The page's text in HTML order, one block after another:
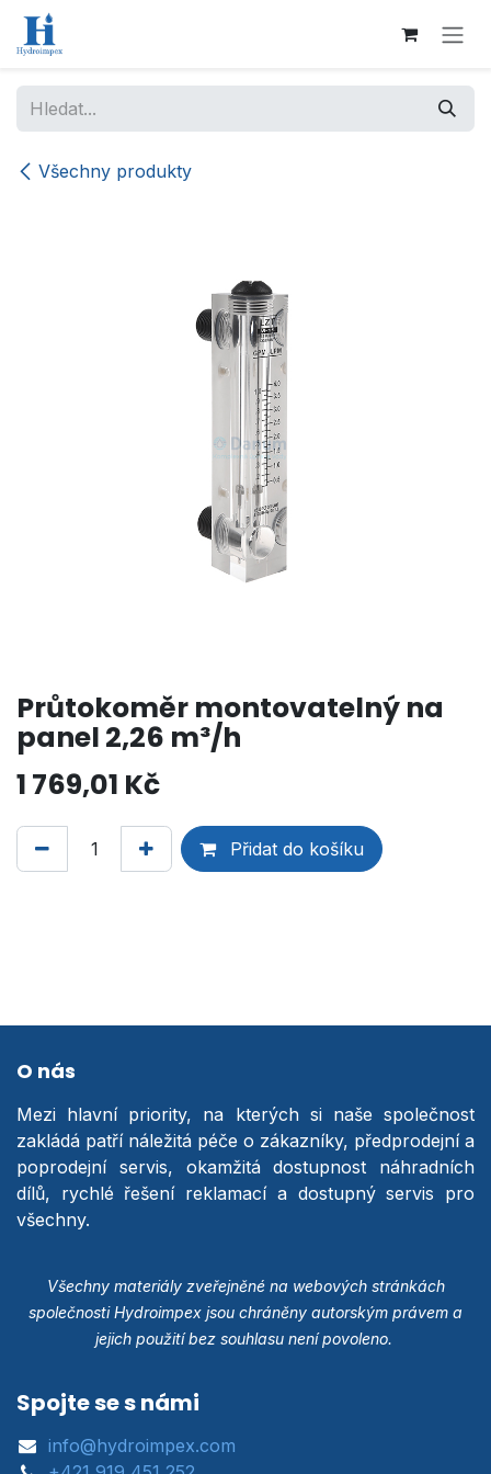
Přejít na obsah
Všechny produkty
Průtokoměr montovatelný na
panel 2,26 m³/h
1 769,01 Kč
Přidat do košíku
O nás
Mezi hlavní priority, na kterých si naše společnost
zakládá patří náležitá péče o zákazníky, předprodejní a
poprodejní servis, okamžitá dostupnost náhradních
dílů, rychlé řešení reklamací a dostupný servis pro
všechny.
Všechny materiály zveřejněné na webových stránkách
společnosti Hydroimpex jsou chráněny autorským právem a
jejich použití bez souhlasu není povoleno.
Spojte se s námi
info@hydroimpex.com